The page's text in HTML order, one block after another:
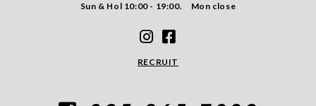
Sun & Hol 10:00 - 19:00. Mon close
RECRUIT